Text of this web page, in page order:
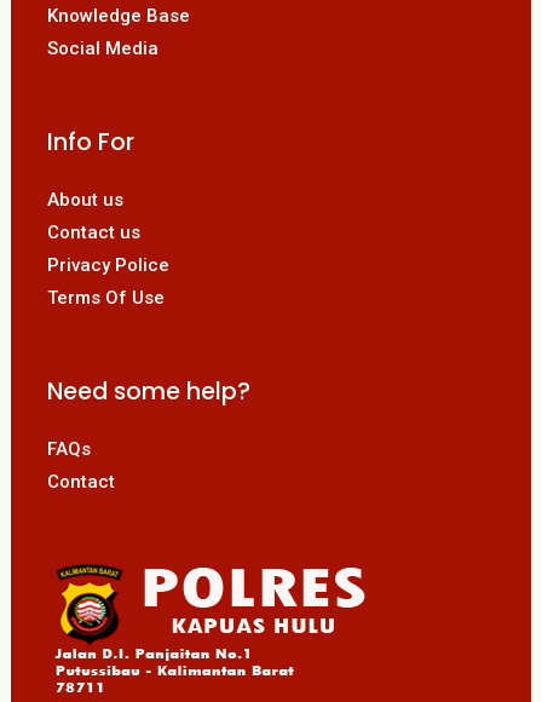
Knowledge Base
Social Media
Info For
About us
Contact us
Privacy Police
Terms Of Use
Need some help?
FAQs
Contact